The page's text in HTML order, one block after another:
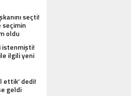
seçti!
seçimin
oldu
istenmişti!
ilgili yeni
ettik’ dedi!
geldi